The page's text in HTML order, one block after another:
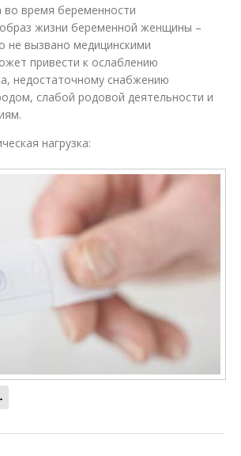
во время беременности
жизни беременной женщины –
не вызвано медицинскими
привести к ослаблению
недостаточному снабжению
слабой родовой деятельности и
нагрузка: